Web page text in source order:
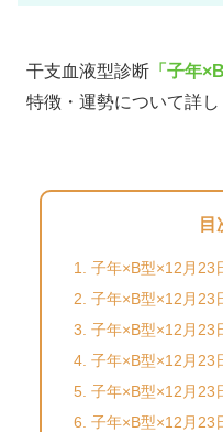
干支血液型診断 「子年
特徴・運勢について詳し
目
子年×B型×12月23
子年×B型×12月23
子年×B型×12月23
子年×B型×12月23
子年×B型×12月23
子年×B型×12月23